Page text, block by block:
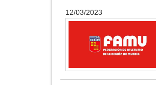
12/03/2023